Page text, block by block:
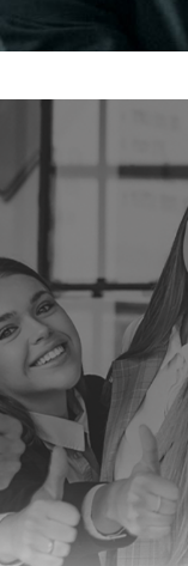
συνδυάζοντας